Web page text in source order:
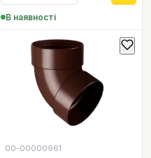
В наявності
00-00000961